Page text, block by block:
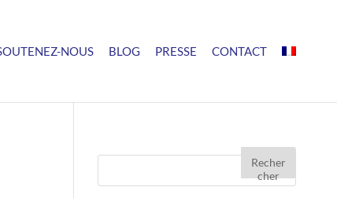
NOUS BLOG PRESSE CONTACT
Recher
cher